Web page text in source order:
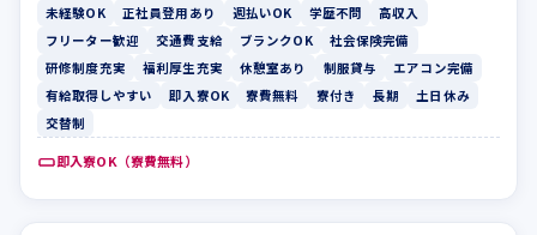
未経験OK 正社員登用あり 週払いOK 学歴不問
高収入
フリーター歓迎
交通費支給 ブランクOK
社会保険完備
研修制度充実
福利厚生充実 休憩室あり 制服貸与
エアコン完備
有給取得しやすい
即入寮OK 寮費無料 寮付き 長期
土日休み
交替制
即入寮OK（寮費無料）